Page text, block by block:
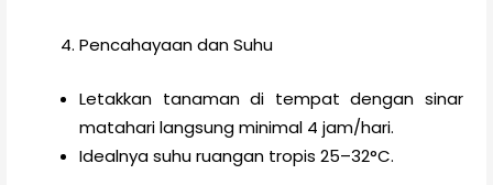
Pencahayaan dan Suhu
Letakkan tanaman di tempat dengan sinar
matahari langsung minimal 4 jam/hari.
Idealnya suhu ruangan tropis 25–32°C.